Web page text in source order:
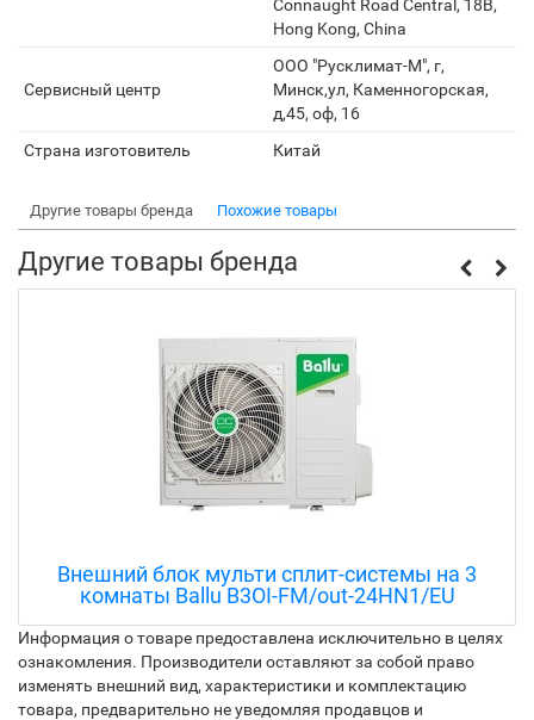
Connaught Road Central, 18B,
Hong Kong, China
Сервисный центр
ООО "Русклимат-М", г,
Минск,ул, Каменногорская,
д,45, оф, 16
Страна изготовитель
Китай
Другие товары бренда Похожие товары
Другие товары бренда
Внешний блок мульти сплит-системы на 3
комнаты Ballu B3OI-FM/out-24HN1/EU
Информация о товаре предоставлена исключительно в целях
ознакомления. Производители оставляют за собой право
изменять внешний вид, характеристики и комплектацию
товара, предварительно не уведомляя продавцов и